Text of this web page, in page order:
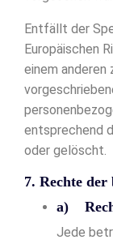
Entfällt der
Europäischen
einem anderen
entsprechend
oder gelöscht.
7. Rechte der
a)
Jede